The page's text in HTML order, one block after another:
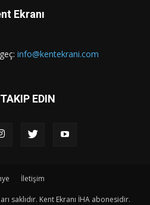
Ekranı
info@kentekrani.com
EDIN
İletişim
saklıdır. Kent Ekranı İHA abonesidir.